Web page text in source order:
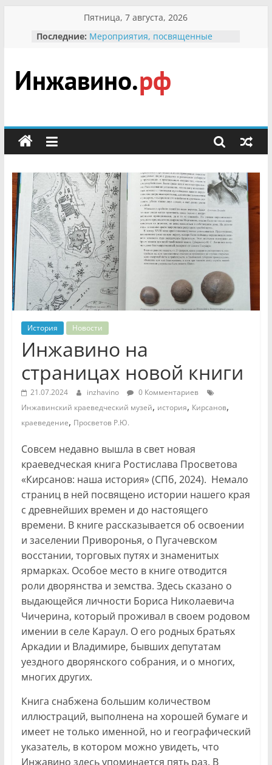
содержимому
Пятница, 7 августа, 2026
Последние: Мероприятия, посвященные
гражданин Инжавинского округа»
участнице Великой
Отечественной, фронтовичке
Безопасность в сети Интернет
мероприятии «Сохраним
первоцветы!»
В вольере Воронинского
заповедника родились крапчатые
суслики
Инжавино.рф
сельский
портал
История Новости
Инжавино на
страницах новой книги
21.07.2024 inzhavino
0 Комментариев
Инжавинский краеведческий музей, история, Кирсанов,
краеведение, Просветов Р.Ю.
Совсем недавно вышла в свет новая
краеведческая книга Ростислава Просветова
«Кирсанов: наша история» (СПб, 2024). Немало
страниц в ней посвящено истории нашего края
с древнейших времен и до настоящего
времени. В книге рассказывается об освоении
и заселении Приворонья, о Пугачевском
восстании, торговых путях и знаменитых
ярмарках. Особое место в книге отводится
роли дворянства и земства. Здесь сказано о
выдающейся личности Бориса Николаевича
Чичерина, который проживал в своем родовом
имении в селе Караул. О его родных братьях
Аркадии и Владимире, бывших депутатам
уездного дворянского собрания, и о многих,
многих других.
Книга снабжена большим количеством
иллюстраций, выполнена на хорошей бумаге и
имеет не только именной, но и географический
указатель, в котором можно увидеть, что
Инжавино здесь упоминается пять раз. В